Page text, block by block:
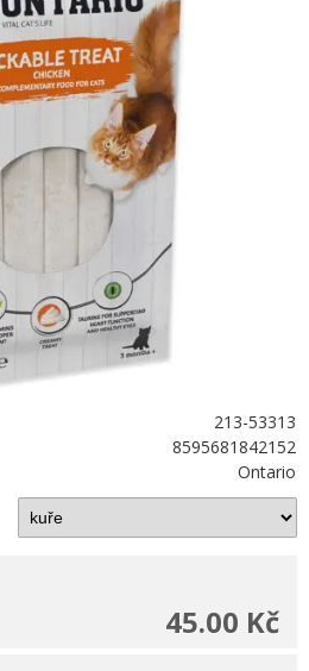
213-53313
8595681842152
Ontario
45.00 Kč